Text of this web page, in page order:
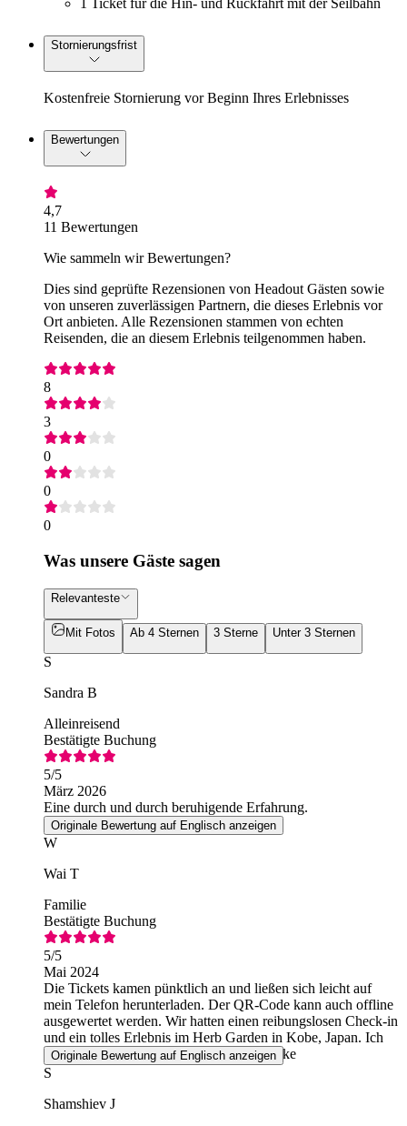
1 Ticket für die Hin- und Rückfahrt mit der Seilbahn
Stornierungsfrist
Kostenfreie Stornierung vor Beginn Ihres Erlebnisses
Bewertungen
4,7
11 Bewertungen
Wie sammeln wir Bewertungen?
Dies sind geprüfte Rezensionen von Headout Gästen sowie
von unseren zuverlässigen Partnern, die dieses Erlebnis vor
Ort anbieten. Alle Rezensionen stammen von echten
Reisenden, die an diesem Erlebnis teilgenommen haben.
8
3
0
0
0
Was unsere Gäste sagen
Relevanteste
Mit Fotos Ab 4 Sternen 3 Sterne Unter 3 Sternen
S
Sandra B
Alleinreisend
Bestätigte Buchung
5/5
März 2026
Eine durch und durch beruhigende Erfahrung.
Originale Bewertung auf Englisch anzeigen
W
Wai T
Familie
Bestätigte Buchung
5/5
Mai 2024
Die Tickets kamen pünktlich an und ließen sich leicht auf
mein Telefon herunterladen. Der QR-Code kann auch offline
ausgewertet werden. Wir hatten einen reibungslosen Check-in
und ein tolles Erlebnis im Herb Garden in Kobe, Japan. Ich
werde wieder mit dieser App buchen, danke
Originale Bewertung auf Englisch anzeigen
S
Shamshiev J